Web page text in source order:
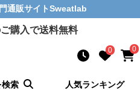
通販サイトSweatlab
購入で送料無料
0 0
検索 人気ランキング